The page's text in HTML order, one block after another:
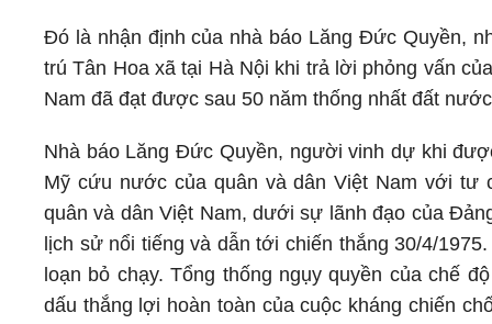
Đó là nhận định của nhà báo Lăng Đức Quyền,
trú Tân Hoa xã tại Hà Nội khi trả lời phỏng vấn
Nam đã đạt được sau 50 năm thống nhất đất
Nhà báo Lăng Đức Quyền, người vinh dự khi
Mỹ cứu nước của quân và dân Việt Nam với tư
quân và dân Việt Nam, dưới sự lãnh đạo của
lịch sử nổi tiếng và dẫn tới chiến thắng 30/4/
loạn bỏ chạy. Tổng thống ngụy quyền của chế
dấu thắng lợi hoàn toàn của cuộc kháng chiến